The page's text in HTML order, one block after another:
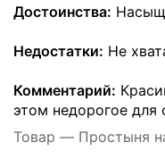
Достоинства:
Недостатки: Не
Комментарий:
этом недорогое для
Товар — Простыня